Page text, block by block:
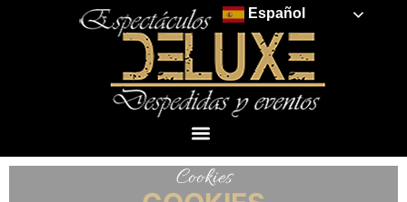
Cookies
Español